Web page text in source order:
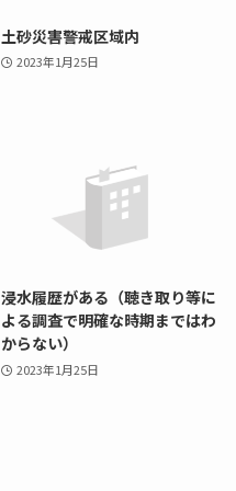
土砂災害警戒区域内
2023年1月25日
浸水履歴がある（聴き取り等に
よる調査で明確な時期まではわ
からない）
2023年1月25日